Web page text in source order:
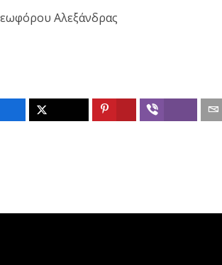
Αλεξάνδρας